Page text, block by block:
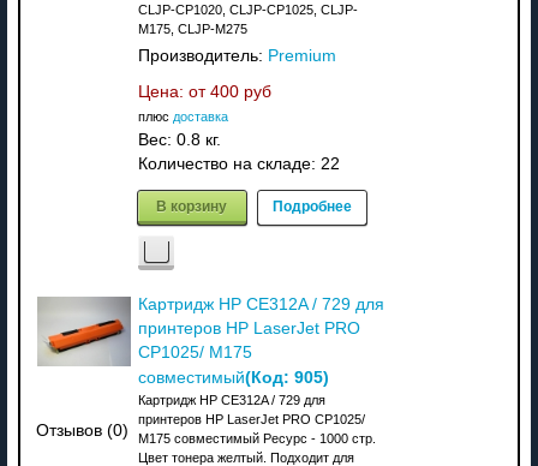
CLJP-CP1020, CLJP-CP1025, CLJP-
M175, CLJP-M275
Производитель: Premium
Цена: от 400 руб
плюс доставка
Вес: 0.8 кг.
Количество на складе: 22
В корзину Подробнее
Отзывов (0)
Картридж HP CE312A / 729 для
принтеров HP LaserJet PRO
CP1025/ M175
совместимый(Код: 905)
Картридж HP CE312A / 729 для
принтеров HP LaserJet PRO CP1025/
M175 совместимый Ресурс - 1000 стр.
Цвет тонера желтый. Подходит для